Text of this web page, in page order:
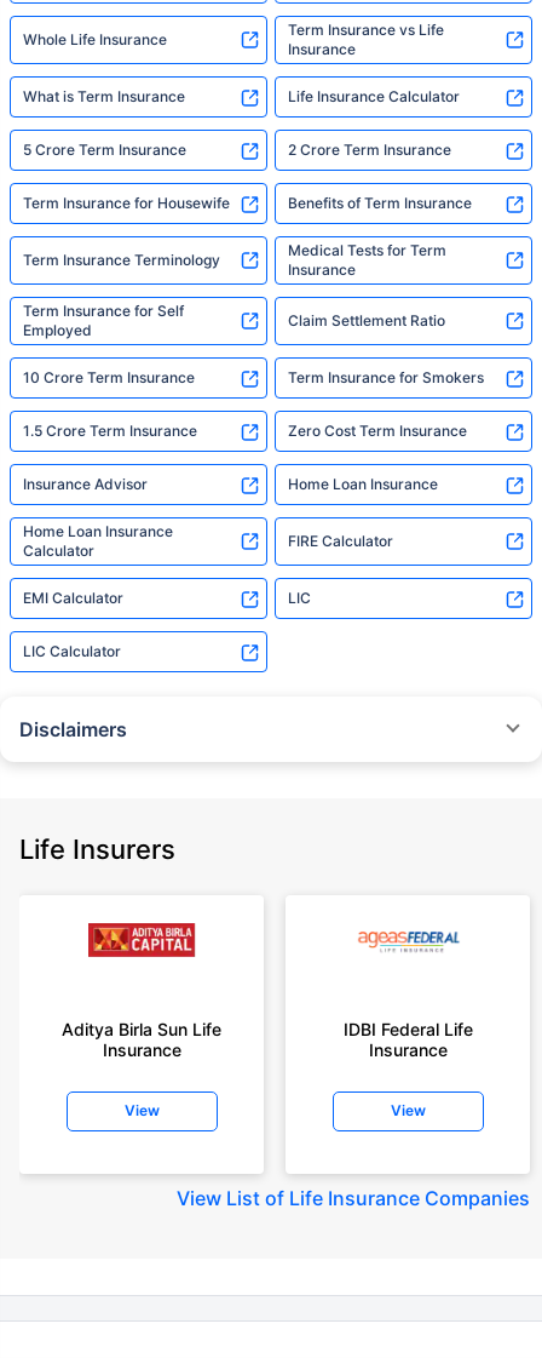
Whole Life Insurance
Term Insurance vs Life
Insurance
What is Term Insurance Life Insurance Calculator
5 Crore Term Insurance 2 Crore Term Insurance
Term Insurance for Housewife Benefits of Term Insurance
Term Insurance Terminology
Medical Tests for Term
Insurance
Term Insurance for Self
Employed
Claim Settlement Ratio
10 Crore Term Insurance Term Insurance for Smokers
1.5 Crore Term Insurance Zero Cost Term Insurance
Insurance Advisor Home Loan Insurance
Home Loan Insurance
Calculator
FIRE Calculator
EMI Calculator LIC
LIC Calculator
Disclaimers
Policybazaar does not endorse, rate or recommend any particular insurer
+On the basis of your profile
years of age, rounded off to nearest 10
insurance for an 18 year-old male, non-smoker, with no pre-existing
diseases, cover upto 30 years of age rounded off to nearest 10
old male, non-smoker, with no pre-existing diseases, cover upto 30 years
+Rs. 15/day is starting price for a 75 lakhs term life insurance for an 18
Life Insurers
Aditya Birla Sun Life
Insurance
View
IDBI Federal Life
Insurance
View
View List of Life Insurance Companies